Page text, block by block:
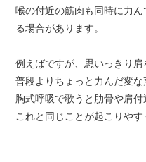
喉の付近の筋肉も同時に力
る場合があります。
例えばですが、思いっきり
普段よりちょっと力んだ変
胸式呼吸で歌うと肋骨や肩付
これと同じことが起こりやす